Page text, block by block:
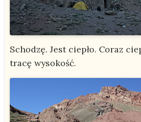
Schodzę. Jest ciepło. Coraz
tracę wysokość.